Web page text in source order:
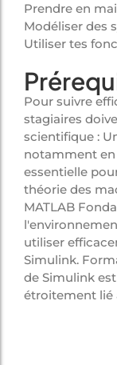
Prendre en
Modéliser des
Utiliser tes
Pour suivre
stagiaires
scientifique :
notamment
essentielle
théorie des
MATLAB
utiliser
Simulink.
de Simulink
étroitement lié